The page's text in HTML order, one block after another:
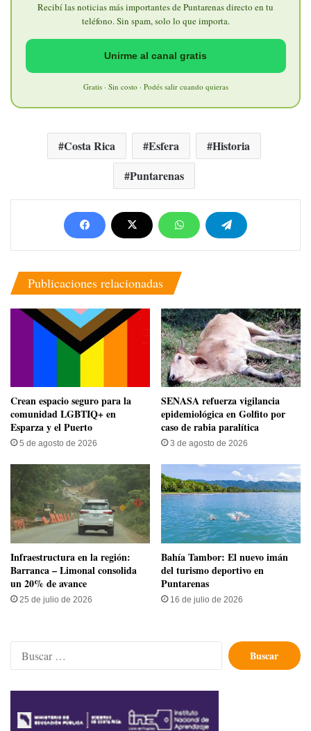
Recibí las noticias más importantes de Puntarenas directo en tu
teléfono. Sin spam, solo lo que importa.
Unirme al canal gratis
Gratis · Sin costo · Podés salir cuando quieras
Costa Rica Esfera
Historia
Puntarenas
Publicaciones relacionadas
Crean espacio seguro para la
comunidad LGBTIQ+ en
Esparza y el Puerto
5 de agosto de 2026
SENASA refuerza vigilancia
epidemiológica en Golfito por
caso de rabia paralítica
3 de agosto de 2026
Infraestructura en la región:
Barranca – Limonal consolida
un 20% de avance
25 de julio de 2026
Bahía Tambor: El nuevo imán
del turismo deportivo en
Puntarenas
16 de julio de 2026
Buscar: